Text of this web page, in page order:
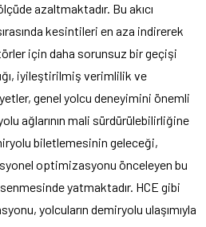
azaltmaktadır. Bu akıcı
kesintileri en aza indirerek
için daha sorunsuz bir geçişi
iyileştirilmiş verimlilik ve
genel yolcu deneyimini önemli
ağlarının mali sürdürülebilirliğine
biletlemesinin geleceği,
optimizasyonu önceleyen bu
yatmaktadır. HCE gibi
yolcuların demiryolu ulaşımıyla